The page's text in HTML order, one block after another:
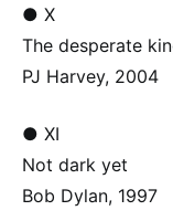
● X
The desperate
PJ Harvey, 2004
● XI
Not dark yet
Bob Dylan, 1997